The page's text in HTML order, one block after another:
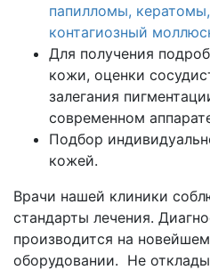
папилломы, кератомы,
контагиозный
Для получения
кожи, оценки
залегания
современном
Подбор
кожей.
Врачи нашей клиники
стандарты лечения.
производится на
оборудовании. Не